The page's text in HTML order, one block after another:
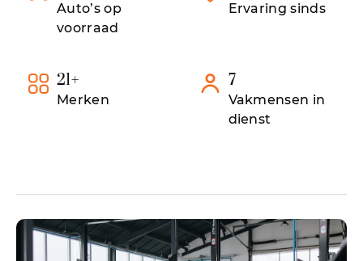
Auto’s op
voorraad
Ervaring sinds
21+
Merken
7
Vakmensen in
dienst